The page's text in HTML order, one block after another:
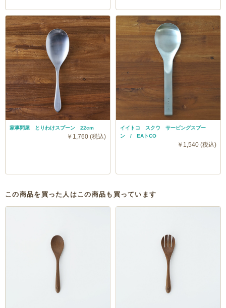
家事問屋 とりわけスプーン 22cm
￥1,760 (税込)
イイトコ スクウ サービングスプー
ン / EAトCO
￥1,540 (税込)
この商品を買った人はこの商品も買っています